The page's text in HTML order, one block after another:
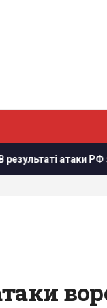
знищено найбільший